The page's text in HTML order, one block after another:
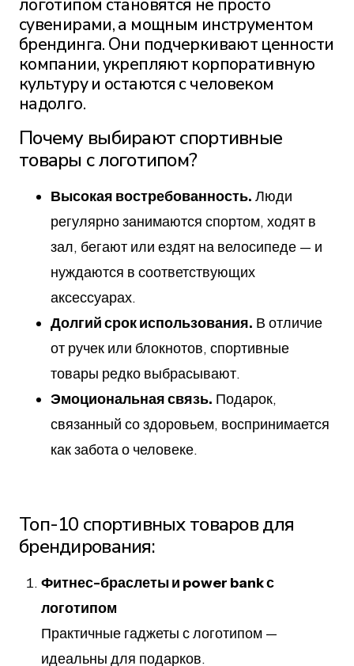
логотипом становятся не просто
сувенирами, а мощным инструментом
брендинга. Они подчеркивают ценности
компании, укрепляют корпоративную
культуру и остаются с человеком
надолго.
Почему выбирают спортивные
товары с логотипом?
Высокая востребованность. Люди
регулярно занимаются спортом, ходят в
зал, бегают или ездят на велосипеде — и
нуждаются в соответствующих
аксессуарах.
Долгий срок использования. В отличие
от ручек или блокнотов, спортивные
товары редко выбрасывают.
Эмоциональная связь. Подарок,
связанный со здоровьем, воспринимается
как забота о человеке.
Топ-10 спортивных товаров для
брендирования:
Фитнес-браслеты и power bank с
логотипом
Практичные гаджеты с логотипом —
идеальны для подарков.